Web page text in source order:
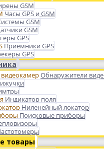
GSM
Часы GPS и GSM
GSM
GSM
GPS
Приёмники GPS
GPS
Обнаружители
Индикатор поля
Ниленейный локатор
Поисковые приборы
товары